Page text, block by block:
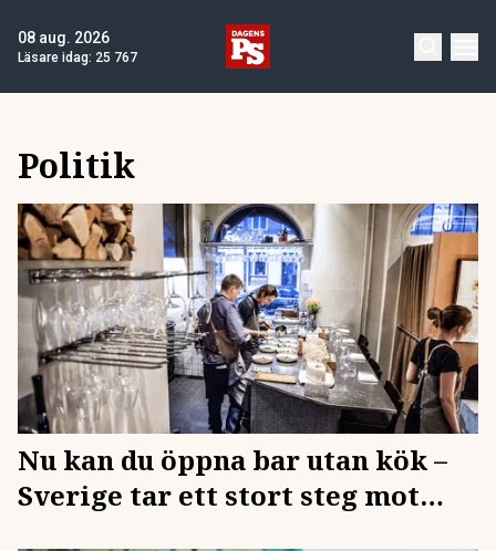
08 aug. 2026
Läsare idag: 25 767
Politik
Nu kan du öppna bar utan kök –
Sverige tar ett stort steg mot